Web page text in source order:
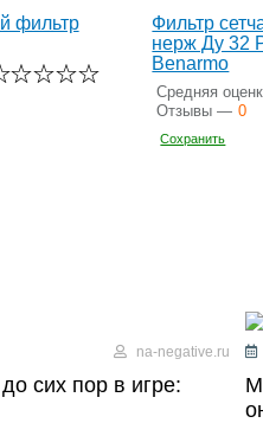
фильтр
Фильтр
нерж Ду 32
Benarmo
Средняя
Отзывы — 0
Сохранить
na-negative.ru
сих пор в игре: